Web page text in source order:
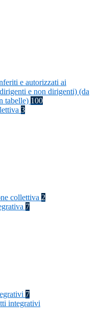
e autorizzati ai
e non dirigenti) (da
tabelle) 100
3
collettiva 2
7
7
integrativi